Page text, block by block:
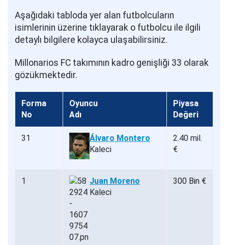
Aşağıdaki tabloda yer alan futbolcuların
isimlerinin üzerine tıklayarak o futbolcu ile ilgili
detaylı bilgilere kolayca ulaşabilirsiniz.
Millonarios FC takımının kadro genişliği 33 olarak
gözükmektedir.
Forma
No
Oyuncu
Adı
Piyasa
Değeri
31
Álvaro Montero
Kaleci
2.40 mil.
€
1
Juan Moreno
Kaleci
300 Bin €